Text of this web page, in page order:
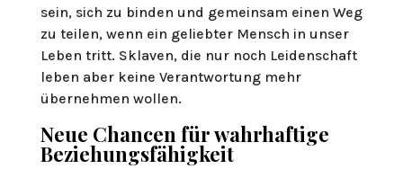
sein, sich zu binden und gemeinsam einen Weg
zu teilen, wenn ein geliebter Mensch in unser
Leben tritt. Sklaven, die nur noch Leidenschaft
leben aber keine Verantwortung mehr
übernehmen wollen.
Neue Chancen für wahrhaftige
Beziehungsfähigkeit